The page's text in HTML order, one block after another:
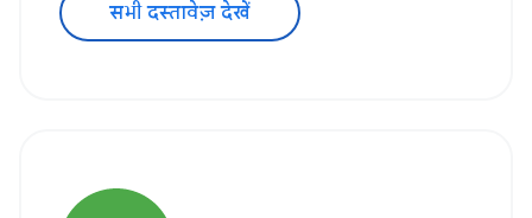
सभी दस्तावेज़ देखें